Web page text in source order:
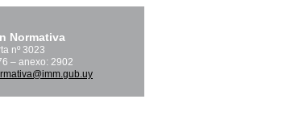
Normativa
nº 3023
– anexo: 2902